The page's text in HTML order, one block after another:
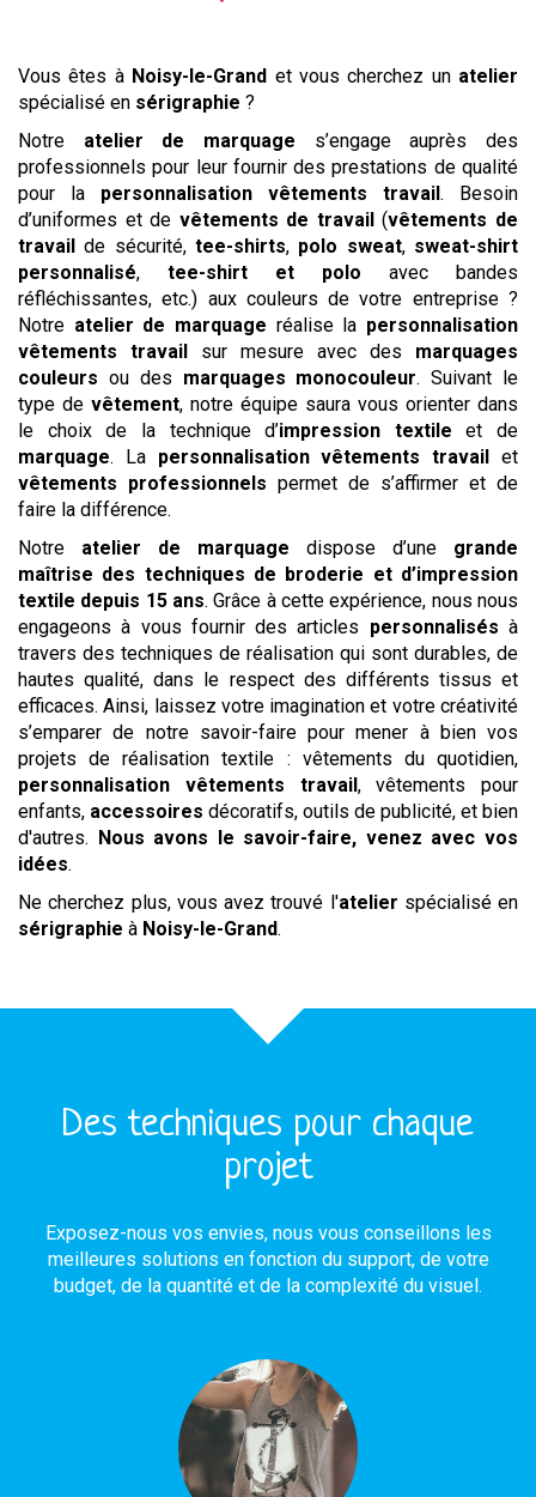
Vous êtes à Noisy-le-Grand et vous cherchez un atelier
spécialisé en sérigraphie ?
Notre atelier de marquage s’engage auprès des
professionnels pour leur fournir des prestations de qualité
pour la personnalisation vêtements travail. Besoin
d’uniformes et de vêtements de travail(vêtements de
travail de sécurité, tee-shirts, polo sweat, sweat-shirt
personnalisé, tee-shirt et polo avec bandes
réfléchissantes, etc.) aux couleurs de votre entreprise ?
Notre atelier de marquage réalise la personnalisation
vêtements travail sur mesure avec des marquages
couleurs ou des marquages monocouleur. Suivant le
type de vêtement, notre équipe saura vous orienter dans
le choix de la technique d’impression textile et de
marquage. La personnalisation vêtements travail et
vêtements professionnels permet de s’affirmer et de
faire la différence.
Notre atelier de marquage dispose d’une grande
maîtrise des techniques de broderie et d’impression
textile depuis 15 ans. Grâce à cette expérience, nous nous
engageons à vous fournir des articles personnalisés à
travers des techniques de réalisation qui sont durables, de
hautes qualité, dans le respect des différents tissus et
efficaces. Ainsi, laissez votre imagination et votre créativité
s’emparer de notre savoir-faire pour mener à bien vos
projets de réalisation textile : vêtements du quotidien,
personnalisation vêtements travail, vêtements pour
enfants, accessoires décoratifs, outils de publicité, et bien
d'autres. Nous avons le savoir-faire, venez avec vos
idées.
Ne cherchez plus, vous avez trouvé l'atelier spécialisé en
sérigraphie à Noisy-le-Grand.
Des techniques pour chaque
projet
Exposez-nous vos envies, nous vous conseillons les
meilleures solutions en fonction du support, de votre
budget, de la quantité et de la complexité du visuel.